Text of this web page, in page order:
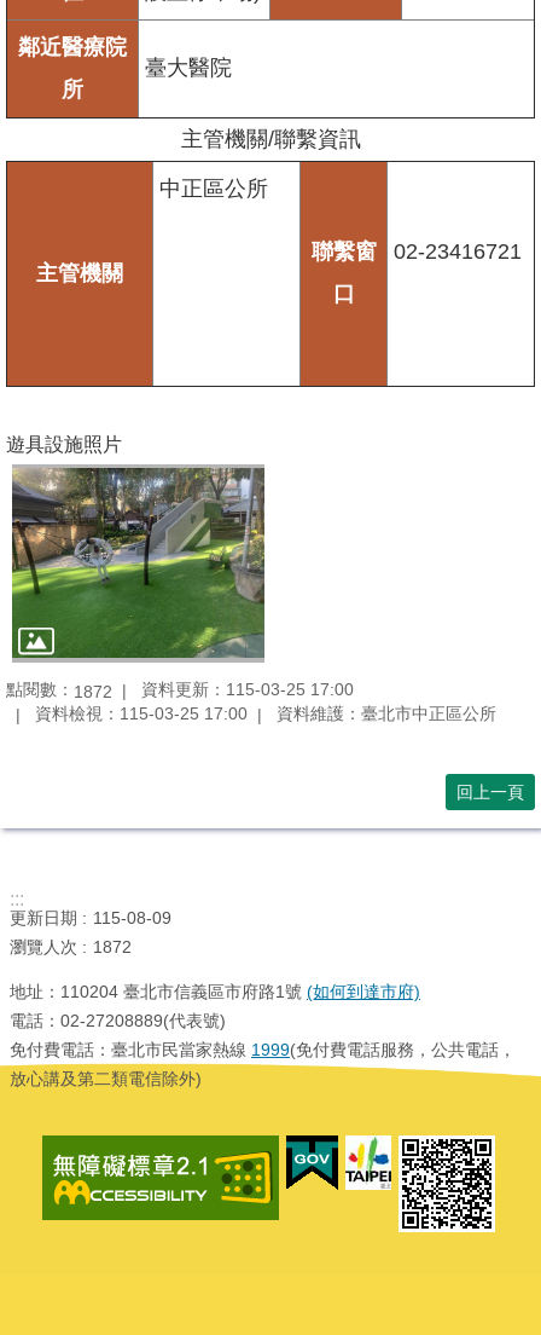
鄰近醫療院
所
臺大醫院
主管機關/聯繫資訊
主管機關
中正區公所
聯繫窗
口
02-23416721
遊具設施照片
點閱數： 1872
資料更新：115-03-25 17:00
資料檢視：115-03-25 17:00
資料維護：臺北市中正區公所
回上一頁
:::
更新日期
115-08-09
瀏覽人次
1872
地址：110204 臺北市信義區市府路1號 (如何到達市府)
電話：02-27208889(代表號)
免付費電話：臺北市民當家熱線 1999(免付費電話服務，公共電話，
放心講及第二類電信除外)